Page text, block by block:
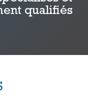
qualifiés